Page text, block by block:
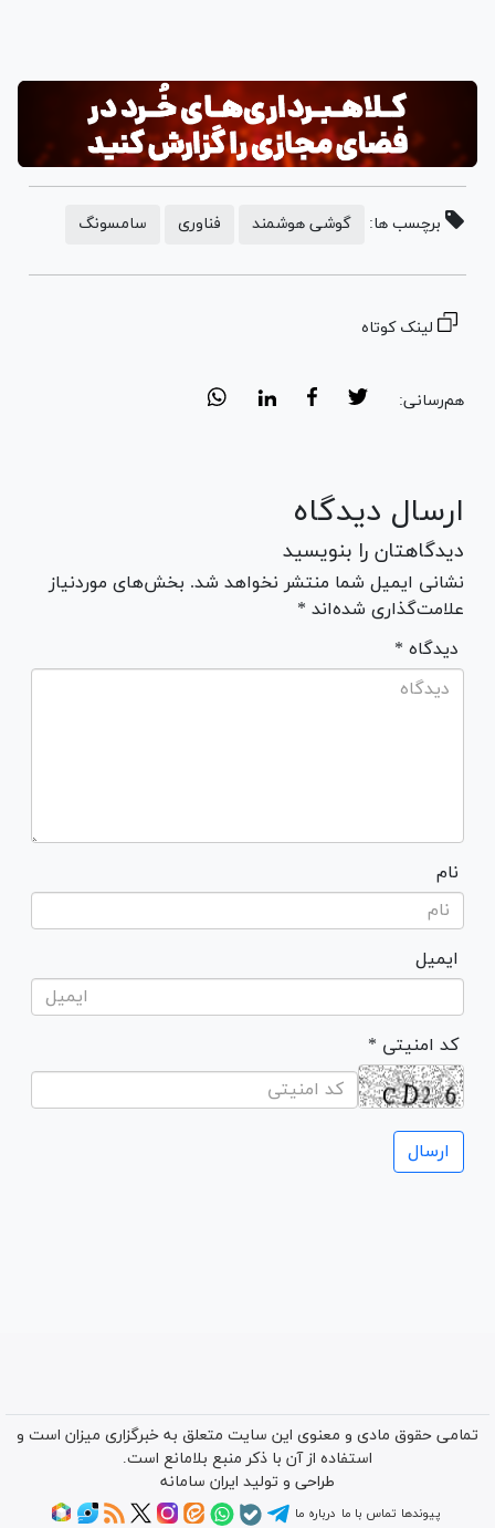
برچسب ها: گوشی هوشمند فناوری سامسونگ
لینک کوتاه
هم‌رسانی:
ارسال دیدگاه
دیدگاهتان را بنویسید
نشانی ایمیل شما منتشر نخواهد شد. بخش‌های موردنیاز
علامت‌گذاری شده‌اند *
* دیدگاه
نام
ایمیل
* کد امنیتی
تمامی حقوق مادی و معنوی این سایت متعلق به خبرگزاری میزان است و
استفاده از آن با ذکر منبع بلامانع است.
طراحی و تولید ایران سامانه
پیوندها تماس با ما درباره ما